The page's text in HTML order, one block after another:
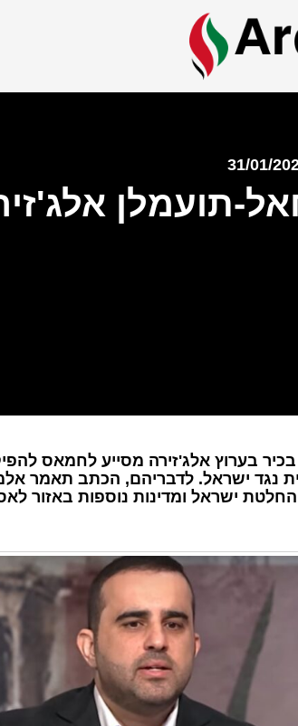
31/01/
תועמלן
בכיר בערוץ אלג'זירה מסייע לחמאס
נגד ישראל. לדבריהם, הכתב תאמר
ישראל ומדינות נוספות באזור